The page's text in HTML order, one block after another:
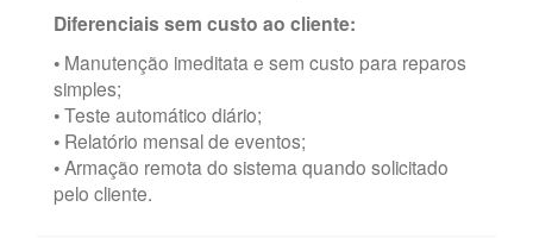
Diferenciais sem custo ao cliente:
• Manutenção imeditata e sem custo para reparos
simples;
• Teste automático diário;
• Relatório mensal de eventos;
• Armação remota do sistema quando solicitado
pelo cliente.